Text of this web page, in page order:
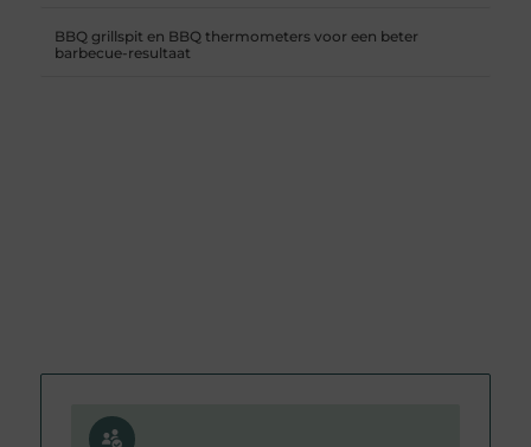
BBQ grillspit en BBQ thermometers voor een beter
barbecue-resultaat